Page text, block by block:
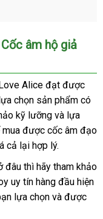
âm hộ giả
Alice đạt bảng
giá
được
chọn sản phẩm có
kỹ lưỡng tư
vấn
và lựa
giá
bán
lẻ
được cốc âm đạo
cả lại hợp lý.
đâu tại
nhà
thì hãy tham khảo
uy tín hàng đầu kiểm
tra
hiện
lựa chọn đặt
và nhập
được